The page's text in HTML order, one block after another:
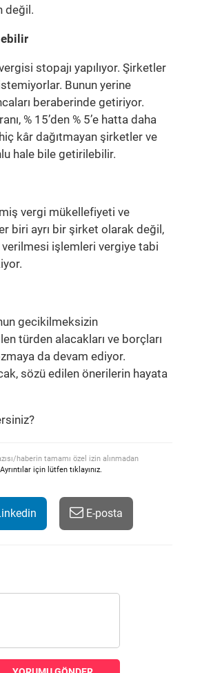
değil.
stopajı yapılıyor. Şirketler
Bunun yerine
beraberinde getiriyor.
% 15’den % 5’e hatta daha
kâr dağıtmayan şirketler ve
hale bile getirilebilir.
vergi mükellefiyeti ve
biri ayrı bir şirket olarak değil,
verilmesi işlemleri vergiye tabi
gecikilmeksizin
türden alacakları ve borçları
da devam ediyor.
sözü edilen önerilerin hayata
haberin tamamı özel izin alınmadan
Ayrıntılar için lütfen tıklayınız.
E-posta